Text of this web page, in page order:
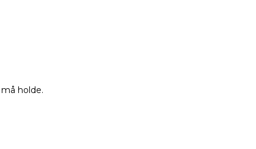
holde.